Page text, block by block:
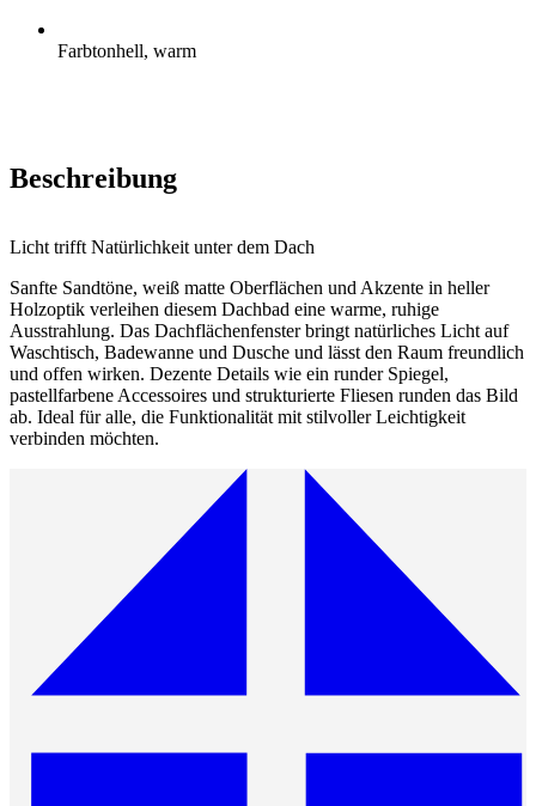
Farbtonhell, warm
Beschreibung
Licht trifft Natürlichkeit unter dem Dach
Sanfte Sandtöne, weiß matte Oberflächen und Akzente in heller
Holzoptik verleihen diesem Dachbad eine warme, ruhige
Ausstrahlung. Das Dachflächenfenster bringt natürliches Licht auf
Waschtisch, Badewanne und Dusche und lässt den Raum freundlich
und offen wirken. Dezente Details wie ein runder Spiegel,
pastellfarbene Accessoires und strukturierte Fliesen runden das Bild
ab. Ideal für alle, die Funktionalität mit stilvoller Leichtigkeit
verbinden möchten.